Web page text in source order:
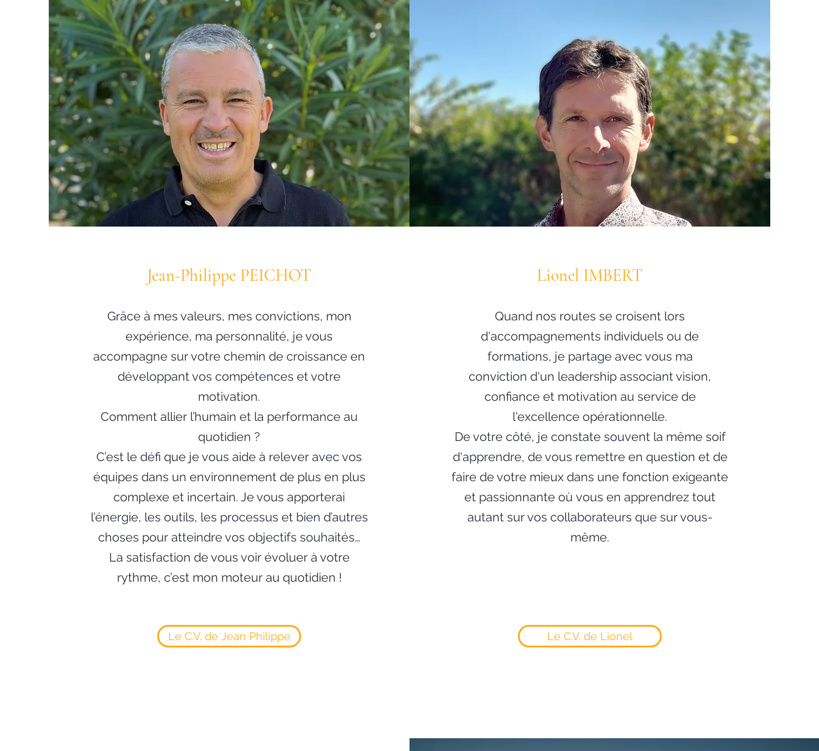
Jean-Philippe PEICHOT
Grâce à mes valeurs, mes convictions, mon
expérience, ma personnalité, je vous
accompagne sur votre chemin de croissance en
développant vos compétences et votre
motivation.
Comment allier l’humain et la performance au
quotidien ?
C’est le défi que je vous aide à relever avec vos
équipes dans un environnement de plus en plus
complexe et incertain. Je vous apporterai
l’énergie, les outils, les processus et bien d’autres
choses pour atteindre vos objectifs souhaités…
La satisfaction de vous voir évoluer à votre
rythme, c’est mon moteur au quotidien !
Le C.V. de Jean Philippe
Lionel IMBERT
Quand nos routes se croisent lors
d'accompagnements individuels ou de
formations, je partage avec vous ma
conviction d'un leadership associant vision,
confiance et motivation au service de
l'excellence opérationnelle.
De votre côté, je constate souvent la même soif
d'apprendre, de vous remettre en question et de
faire de votre mieux dans une fonction exigeante
et passionnante où vous en apprendrez tout
autant sur vos collaborateurs que sur vous-
même.
Le C.V. de Lionel